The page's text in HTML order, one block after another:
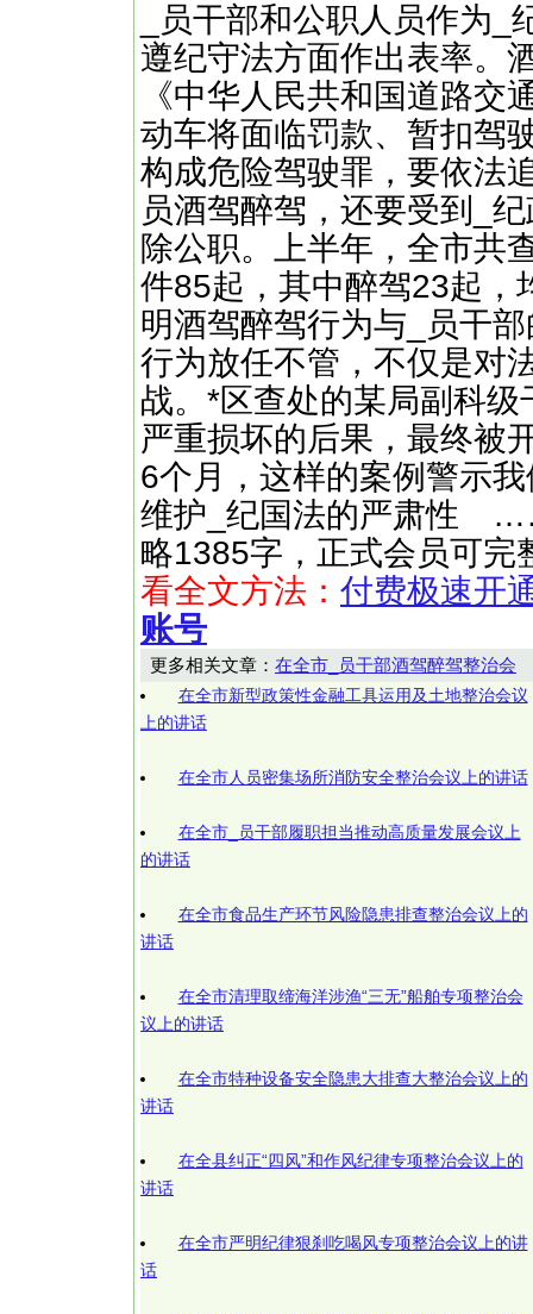
_员干部和公职人员作为
遵纪守法方面作出表率。
《中华人民共和国道路交
动车将面临罚款、暂扣驾
构成危险驾驶罪，要依法
员酒驾醉驾，还要受到_
除公职。上半年，全市共
件85起，其中醉驾23起，
明酒驾醉驾行为与_员干
行为放任不管，不仅是对
战。*区查处的某局副科
严重损坏的后果，最终被
6个月，这样的案例警示
维护_纪国法的严肃性
略1385字，正式会员可
看全文方法： 付费极速开
账号
更多相关文章： 在全市_员干部酒驾醉驾整治会
在全市新型政策性金融工具运用及土地整治会议
上的讲话
在全市人员密集场所消防安全整治会议上的讲话
在全市_员干部履职担当推动高质量发展会议上
的讲话
在全市食品生产环节风险隐患排查整治会议上的
讲话
在全市清理取缔海洋涉渔“三无”船舶专项整治会
议上的讲话
在全市特种设备安全隐患大排查大整治会议上的
讲话
在全县纠正“四风”和作风纪律专项整治会议上的
讲话
在全市严明纪律狠刹吃喝风专项整治会议上的讲
话